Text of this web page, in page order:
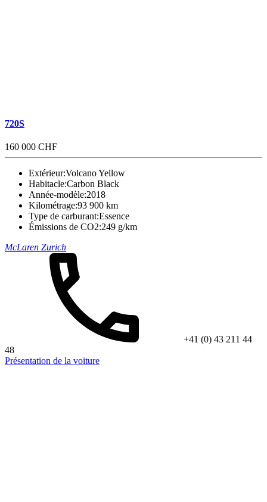
720S
160 000 CHF
Extérieur:Volcano Yellow
Habitacle:Carbon Black
Année-modèle:2018
Kilométrage:93 900 km
Type de carburant:Essence
Émissions de CO2:249 g/km
McLaren Zurich
+41 (0) 43 211 44
48
Présentation de la voiture